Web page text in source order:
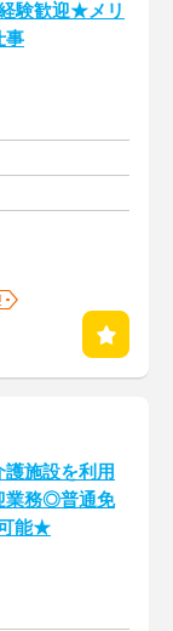
験歓迎★メリ
事
護施設を利用
業務◎普通免
能★